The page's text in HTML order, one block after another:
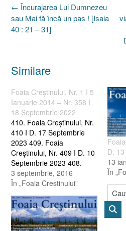
Post
navigation
← Încurajarea Lui Dumnezeu
sau Mai fă încă un pas ! [Isaia
40 : 21 – 31]
Similare
Foaia Creştinului, Nr. 1 I 5
Ianuarie 2014 – Nr. 358 I
18 Septembrie 2022
410. Foaia Creştinului, Nr.
410 I D. 17 Septembrie
2023 409. Foaia
Creştinului, Nr. 409 I D. 10
Septembrie 2023 408.
Foaia Creştinului, Nr. 408 I
D. 3 Septembrie 2023 407.
D. 27 August 2023 406.
Foaia Creştinului, Nr. 406 I
D. 20 August 2023…
3 septembrie, 2016
În „Foaia Creştinului”
D.
13
În